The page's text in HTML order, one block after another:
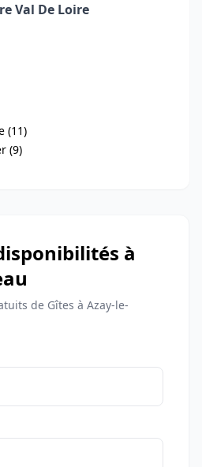
Val De Loire
(11)
(9)
à
de Gîtes à Azay-le-